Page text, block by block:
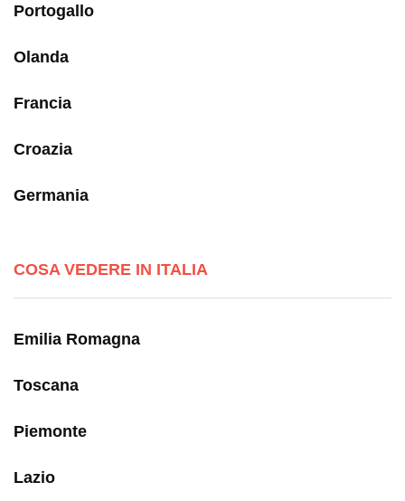
Portogallo
Olanda
Francia
Croazia
Germania
COSA VEDERE IN ITALIA
Emilia Romagna
Toscana
Piemonte
Lazio